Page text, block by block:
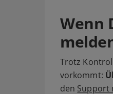
Wenn
Trotz
vorkommt:
den Support